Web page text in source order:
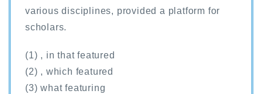
various disciplines, provided a platform for
scholars.
(1) , in that featured
(2) , which featured
(3) what featuring